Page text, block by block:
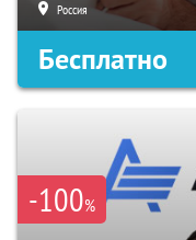
Россия
Бесплатно
-100%